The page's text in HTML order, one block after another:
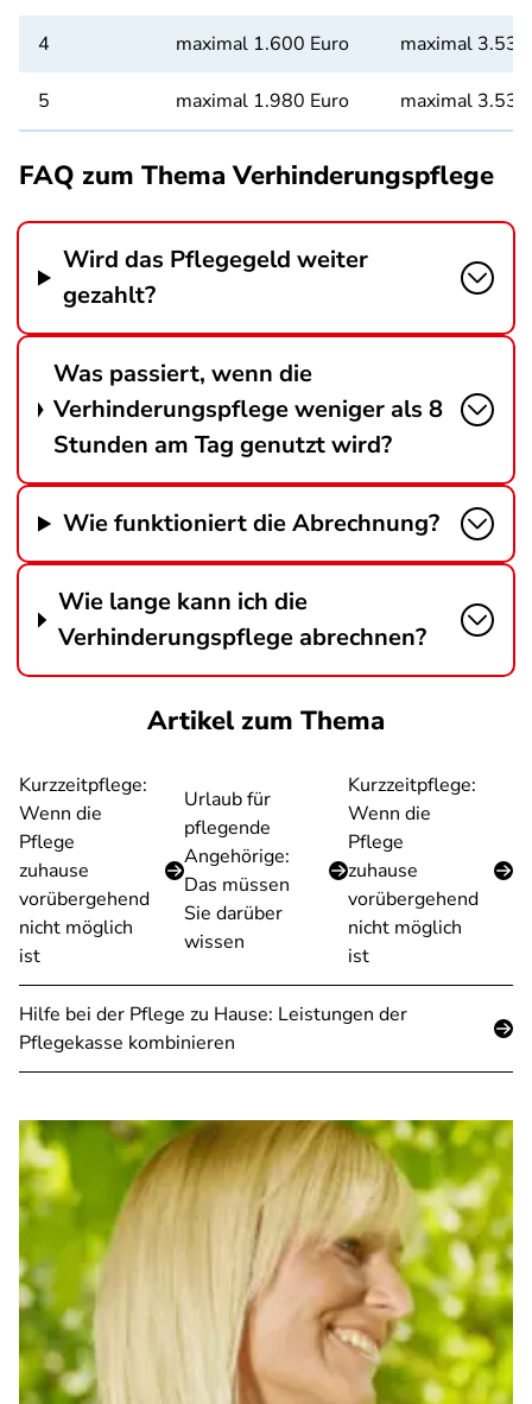
4 maximal 1.600 Euro maximal
5 maximal 1.980 Euro maximal
FAQ zum Thema Verhinderungspflege
Wird das Pflegegeld weiter
gezahlt?
Was passiert, wenn die
Verhinderungspflege weniger als 8
Stunden am Tag genutzt wird?
Wie funktioniert die Abrechnung?
Wie lange kann ich die
Verhinderungspflege abrechnen?
Artikel zum Thema
Kurzzeitpflege:
Wenn die
Pflege
zuhause
vorübergehend
nicht möglich
ist
Urlaub für
pflegende
Angehörige:
Das müssen
Sie darüber
wissen
Kurzzeitpflege:
Wenn die
Pflege
zuhause
vorübergehend
nicht möglich
ist
Hilfe bei der Pflege zu Hause: Leistungen der
Pflegekasse kombinieren